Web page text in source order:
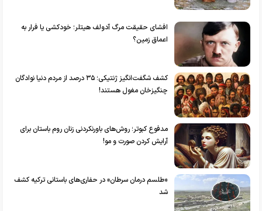
افشای حقیقت مرگ آدولف هیتلر؛ خودکشی یا فرار به
اعماق زمین؟
کشف شگفت‌انگیز ژنتیکی؛ ۳۵ درصد از مردم دنیا نوادگان
چنگیزخان مغول هستند!
مدفوع کبوتر؛ روش‌های باورنکردنی زنان روم باستان برای
آرایش کردن صورت و مو!
«طلسم درمان سرطان» در حفاری‌های باستانی ترکیه کشف
شد